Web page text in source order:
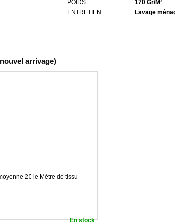
POIDS :
170 Gr/M²
ENTRETIEN :
Lavage
arrivage)
2€ le Mètre de tissu
En stock